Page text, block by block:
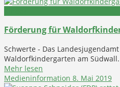
Förderung für
Schwerte - Das
Waldorfkindergarten am
Mehr lesen
Medieninformation 8. Mai 2019